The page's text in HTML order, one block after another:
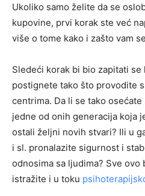
Ukoliko samo želite da se
kupovine, prvi korak ste već
više o tome kako i zašto vam
Sledeći korak bi bio zapitati
postignete tako što provodite
centrima. Da li se tako
jedne od onih generacija koja
ostali željni novih stvari? Ili u
i sl. pronalazite sigurnost i
odnosima sa ljudima? Sve
istražite i u toku